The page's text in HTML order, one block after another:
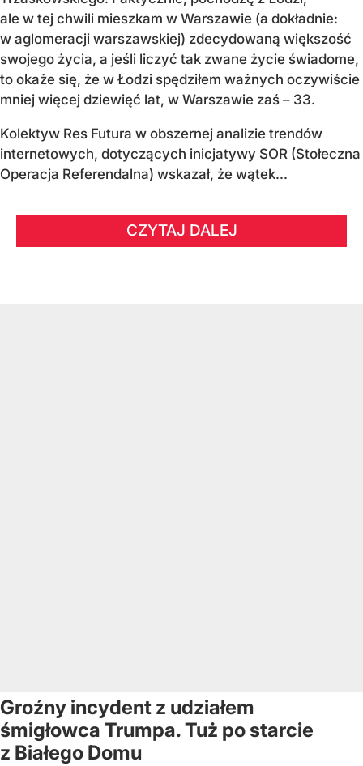
ale w tej chwili mieszkam w Warszawie (a dokładnie:
w aglomeracji warszawskiej) zdecydowaną większość
swojego życia, a jeśli liczyć tak zwane życie świadome,
to okaże się, że w Łodzi spędziłem ważnych oczywiście
mniej więcej dziewięć lat, w Warszawie zaś – 33.
Kolektyw Res Futura w obszernej analizie trendów
internetowych, dotyczących inicjatywy SOR (Stołeczna
Operacja Referendalna) wskazał, że wątek...
CZYTAJ DALEJ
Groźny incydent z udziałem
śmigłowca Trumpa. Tuż po starcie
z Białego Domu